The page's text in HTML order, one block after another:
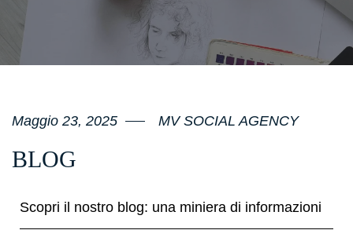
Maggio 23, 2025 MV SOCIAL AGENCY
BLOG
Scopri il nostro blog: una miniera di informazioni